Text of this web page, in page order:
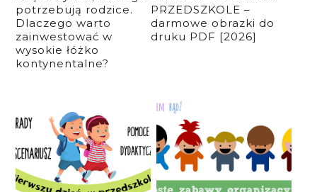
potrzebują rodzice.
Dlaczego warto
zainwestować w
wysokie łóżko
kontynentalne?
PRZEDSZKOLE –
darmowe obrazki do
druku PDF [2026]